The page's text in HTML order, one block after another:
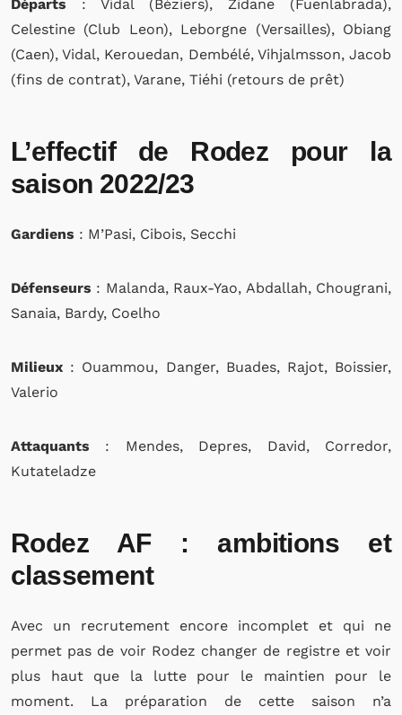
Départs : Vidal (Béziers), Zidane (Fuenlabrada),
Celestine (Club Leon), Leborgne (Versailles), Obiang
(Caen), Vidal, Kerouedan, Dembélé, Vihjalmsson, Jacob
(fins de contrat), Varane, Tiéhi (retours de prêt)
L’effectif de Rodez pour la
saison 2022/23
Gardiens : M’Pasi, Cibois, Secchi
Défenseurs : Malanda, Raux-Yao, Abdallah, Chougrani,
Sanaia, Bardy, Coelho
Milieux : Ouammou, Danger, Buades, Rajot, Boissier,
Valerio
Attaquants : Mendes, Depres, David, Corredor,
Kutateladze
Rodez AF : ambitions et
classement
Avec un recrutement encore incomplet et qui ne
permet pas de voir Rodez changer de registre et voir
plus haut que la lutte pour le maintien pour le
moment. La préparation de cette saison n’a